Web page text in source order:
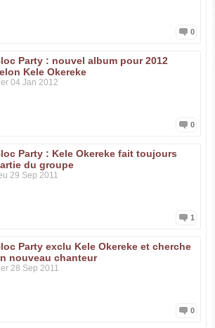
0
Party : nouvel album pour 2012
Kele Okereke
04 Jan 2012
0
Party : Kele Okereke fait toujours
du groupe
29 Sep 2011
1
Party exclu Kele Okereke et cherche
nouveau chanteur
28 Sep 2011
0